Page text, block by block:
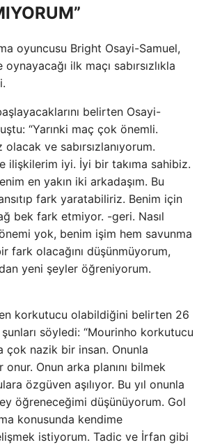
oyuncusu Bright Osayi-Samuel,
ilk maçı sabırsızlıkla
belirten Osayi-
“Yarınki maç çok önemli.
olacak ve sabırsızlanıyorum.
ilişkilerim iyi. İyi bir takıma sahibiz.
en yakın iki arkadaşım. Bu
fark yaratabiliriz. Benim için
bek fark etmiyor. -geri. Nasıl
önemi yok, benim işim hem savunma
fark olacağını düşünmüyorum,
yeni şeyler öğreniyorum.
korkutucu olabildiğini belirten 26
söyledi: “Mourinho korkutucu
çok nazik bir insan. Onunla
onur. Onun arka planını bilmek
özgüven aşılıyor. Bu yıl onunla
öğreneceğimi düşünüyorum. Gol
konusunda kendime
istiyorum. Tadic ve İrfan gibi